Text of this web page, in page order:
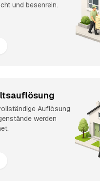
und besenrein.
Auflösung
werden